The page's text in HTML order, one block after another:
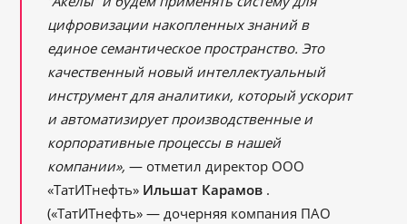
цифровизации накопленных знаний в
единое семантическое пространство. Это
качественный новый интеллектуальный
инструмент для аналитики, который ускорит
и автоматизирует производственные и
корпоративные процессы в нашей
компании»,— отметил директор ООО
«ТатИТнефть» Ильшат Карамов .
(«ТатИТнефть» — дочерняя компания ПАО